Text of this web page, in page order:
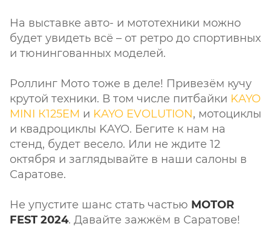
На выставке авто- и мототехники можно
будет увидеть всё – от ретро до спортивных
и тюнингованных моделей.
Роллинг Мото тоже в деле! Привезём кучу
крутой техники. В том числе питбайки KAYO
MINI К125EM и KAYO EVOLUTION, мотоциклы
и квадроциклы KAYO. Бегите к нам на
стенд, будет весело. Или не ждите 12
октября и заглядывайте в наши салоны в
Саратове.
Не упустите шанс стать частью MOTOR
FEST 2024. Давайте зажжём в Саратове!